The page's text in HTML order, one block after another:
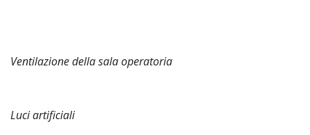
Ventilazione della sala operatoria
Luci artificiali